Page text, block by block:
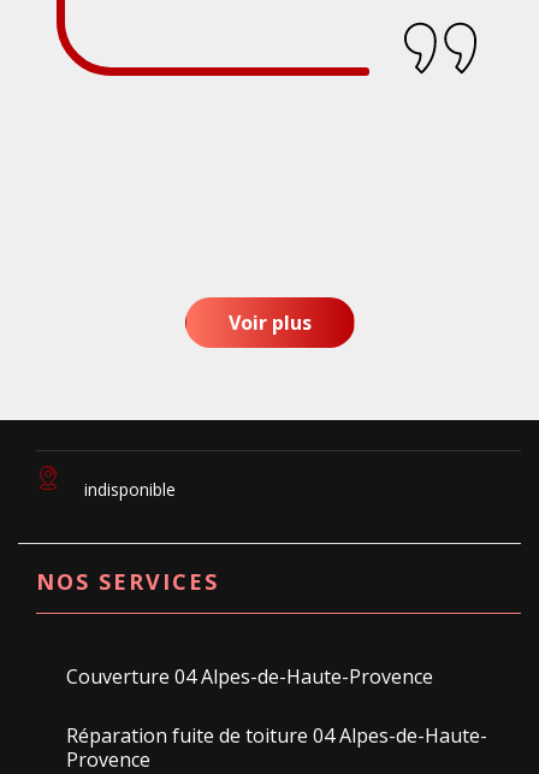
Voir plus
indisponible
NOS SERVICES
Couverture 04 Alpes-de-Haute-Provence
Réparation fuite de toiture 04 Alpes-de-Haute-
Provence